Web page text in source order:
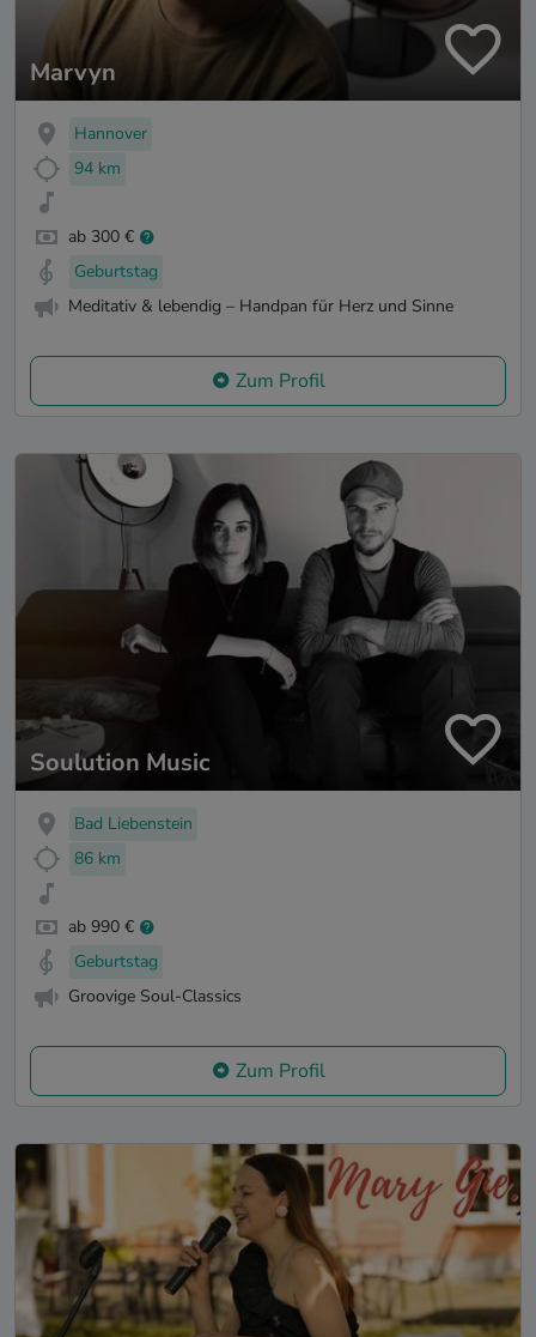
Marvyn
Hannover
94 km
ab 300 €
Geburtstag
Meditativ & lebendig – Handpan für Herz und Sinne
Zum Profil
Soulution Music
Bad Liebenstein
86 km
ab 990 €
Geburtstag
Groovige Soul-Classics
Zum Profil